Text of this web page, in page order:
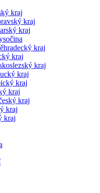
kraj
kraj
kraj
kraj
kraj
kraj
kraj
kraj
kraj
kraj
kraj
kraj